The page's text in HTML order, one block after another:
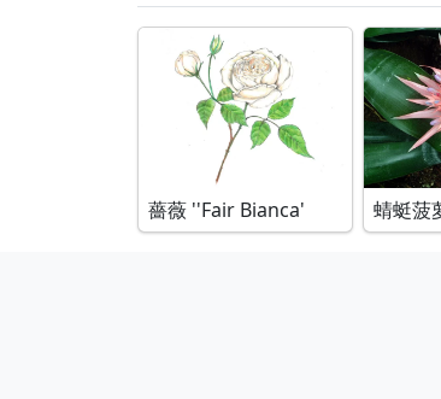
薔薇 ''Fair Bianca' 蜻蜓菠